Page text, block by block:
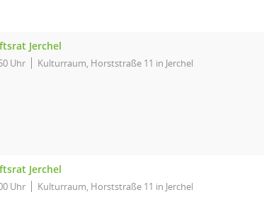
Jerchel
Uhr Kulturraum, Horststraße 11 in Jerchel
Jerchel
Uhr Kulturraum, Horststraße 11 in Jerchel